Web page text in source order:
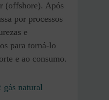
(offshore). Após
por processos
e
para torná-lo
e ao consumo.
gás natural